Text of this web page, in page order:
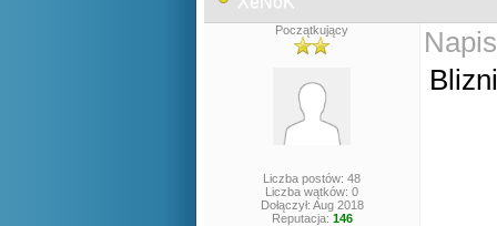
Początkujący
Liczba postów: 48
Liczba wątków: 0
Dołączył: Aug 2018
Reputacja: 146